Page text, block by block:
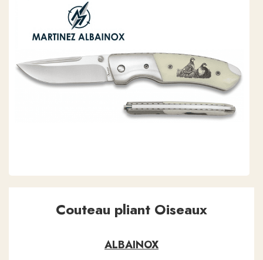
Couteau pliant Oiseaux
ALBAINOX